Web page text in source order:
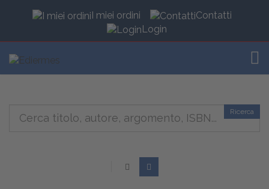
I miei ordini
Contatti
Login
Ricerca